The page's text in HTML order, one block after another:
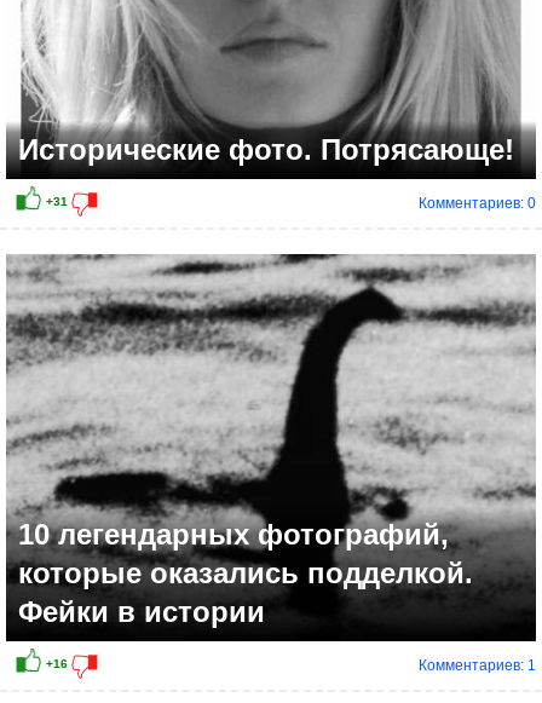
+22
Исторические фото. Потрясающе!
Комментариев: 0
10 легендарных фотографий,
которые оказались подделкой.
Фейки в истории
Комментариев: 1